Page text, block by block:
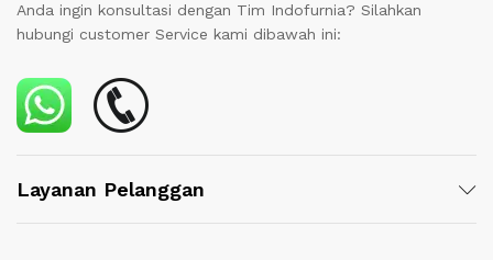
Anda ingin konsultasi dengan Tim Indofurnia? Silahkan
hubungi customer Service kami dibawah ini:
Layanan Pelanggan